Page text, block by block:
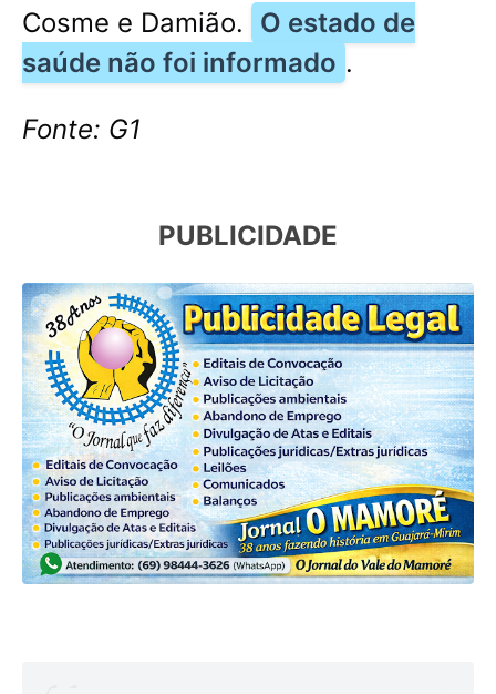
Cosme e Damião.
O estado de
saúde não foi informado .
Fonte: G1
PUBLICIDADE